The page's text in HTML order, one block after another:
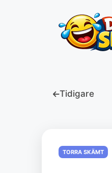
Tidigare
TORRA SKÄMT